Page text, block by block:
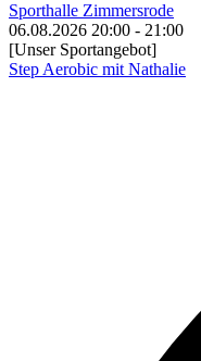
Sporthalle Zimmersrode
06.08.2026 20:00 - 21:00
[Unser Sportangebot]
Step Aerobic mit Nathalie